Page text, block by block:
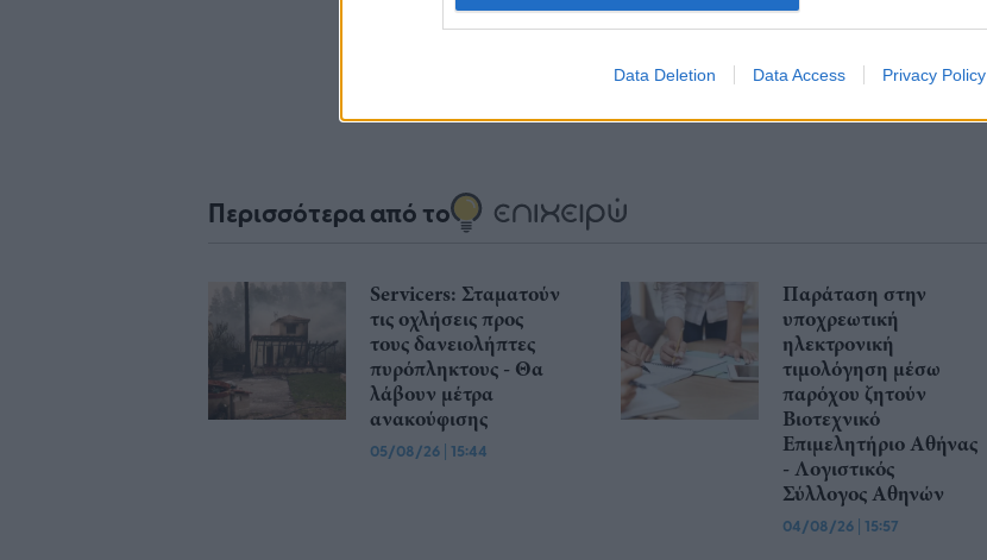
Data Deletion Data Access Privacy Policy
... σχόλια| Κάνε click για να σχολιάσεις
Περισσότερα από το
Servicers: Σταματούν
τις οχλήσεις προς
τους δανειολήπτες
πυρόπληκτους - Θα
λάβουν μέτρα
ανακούφισης
05/08/26 | 15:44
Παράταση στην
υποχρεωτική
ηλεκτρονική
τιμολόγηση μέσω
παρόχου ζητούν
Βιοτεχνικό
Επιμελητήριο Αθήνας
- Λογιστικός
Σύλλογος Αθηνών
04/08/26 | 15:57